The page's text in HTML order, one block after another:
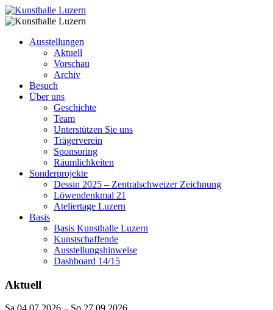
Ausstellungen
Aktuell
Vorschau
Archiv
Besuch
Über uns
Geschichte
Team
Unterstützen Sie uns
Trägerverein
Sponsoring
Räumlichkeiten
Sonderprojekte
Dessin 2025 – Zentralschweizer Zeichnung
Löwendenkmal 21
Ateliertage Luzern
Basis
Basis Kunsthalle Luzern
Kunstschaffende
Ausstellungshinweise
Dashboard 14/15
Aktuell